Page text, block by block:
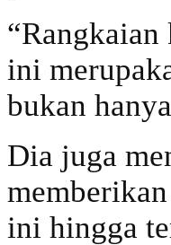
ini
bukan
Dia juga
ini hingga